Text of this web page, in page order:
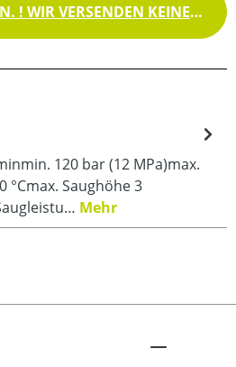
NACHRICHT SENDEN. ! WIR VERSENDEN KEINE WAREN !
120 bar (12 MPa)max.
°Cmax. Saughöhe 3
Mehr